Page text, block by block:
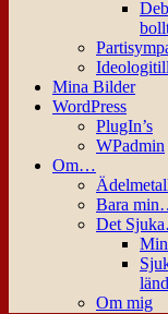
Mina Bilder
WordPress
PlugIn’s
WPadmin
Om…
Bara
Det
Om mig